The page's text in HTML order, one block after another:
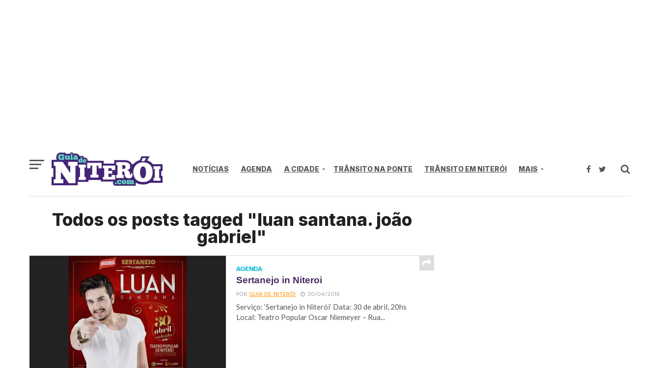
NOTÍCIAS AGENDA A CIDADE TRÂNSITO NA PONTE TRÂNSITO EM NITERÓI MAIS
Todos os posts tagged "luan santana. joão
gabriel"
AGENDA
Sertanejo in Niteroi
PORGUIA DE NITERÓI 30/04/2016
Serviço: ‘Sertanejo in Niterói’ Data: 30 de abril, 20hs
Local: Teatro Popular Oscar Niemeyer – Rua...